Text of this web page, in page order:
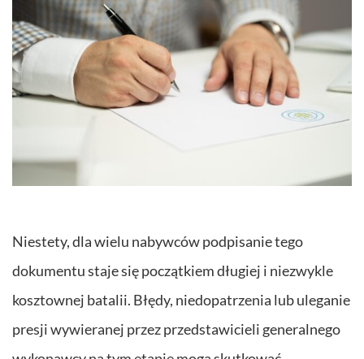
Niestety, dla wielu nabywców podpisanie tego
dokumentu staje się początkiem długiej i niezwykle
kosztownej batalii. Błędy, niedopatrzenia lub uleganie
presji wywieranej przez przedstawicieli generalnego